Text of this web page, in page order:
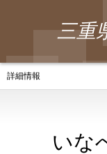
三重
詳細情報
いな